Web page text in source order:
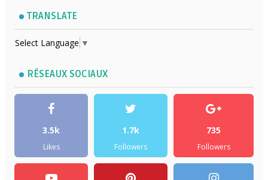
TRANSLATE
Select Language ▼
RÉSEAUX SOCIAUX
3.5k
Likes
1.7k
Followers
735
Followers